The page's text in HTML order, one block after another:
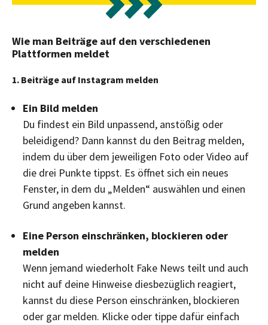
Wie man Beiträge auf den verschiedenen
Plattformen meldet
1. Beiträge auf Instagram melden
Ein Bild melden
Du findest ein Bild unpassend, anstößig oder
beleidigend? Dann kannst du den Beitrag melden,
indem du über dem jeweiligen Foto oder Video auf
die drei Punkte tippst. Es öffnet sich ein neues
Fenster, in dem du „Melden“ auswählen und einen
Grund angeben kannst.
Eine Person einschränken, blockieren oder
melden
Wenn jemand wiederholt Fake News teilt und auch
nicht auf deine Hinweise diesbezüglich reagiert,
kannst du diese Person einschränken, blockieren
oder gar melden. Klicke oder tippe dafür einfach